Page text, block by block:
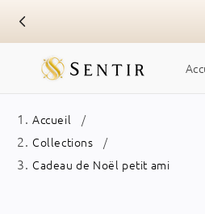
content
Accueil
Collections
Cadeau de Noël petit ami